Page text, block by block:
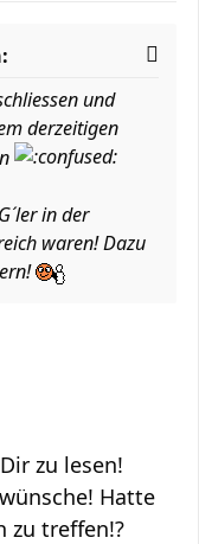
und
derzeitigen
in der
waren! Dazu
zu lesen!
Hatte
zu treffen!?